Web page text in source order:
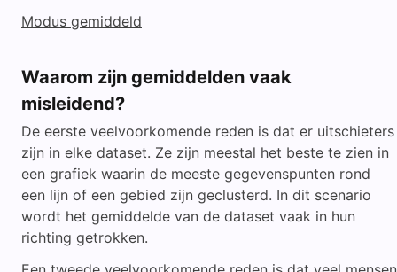
Modus gemiddeld
Waarom zijn gemiddelden vaak
misleidend?
De eerste veelvoorkomende reden is dat er uitschieters
zijn in elke dataset. Ze zijn meestal het beste te zien in
een grafiek waarin de meeste gegevenspunten rond
een lijn of een gebied zijn geclusterd. In dit scenario
wordt het gemiddelde van de dataset vaak in hun
richting getrokken.